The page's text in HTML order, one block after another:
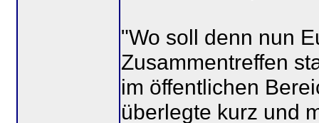
"Wo soll denn nun
Zusammentreffen
im öffentlichen
überlegte kurz und